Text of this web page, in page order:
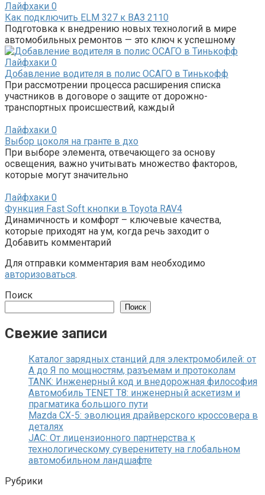
Лайфхаки 0
Как подключить ELM 327 к ВАЗ 2110
Подготовка к внедрению новых технологий в мире
автомобильных ремонтов — это ключ к успешному
Лайфхаки 0
Добавление водителя в полис ОСАГО в Тинькофф
При рассмотрении процесса расширения списка
участников в договоре о защите от дорожно-
транспортных происшествий, каждый
Лайфхаки 0
Выбор цоколя на гранте в дхо
При выборе элемента, отвечающего за основу
освещения, важно учитывать множество факторов,
которые могут значительно
Лайфхаки 0
Функция Fast Soft кнопки в Toyota RAV4
Динамичность и комфорт – ключевые качества,
которые приходят на ум, когда речь заходит о
Добавить комментарий
Для отправки комментария вам необходимо
авторизоваться.
Поиск
Поиск
Свежие записи
Каталог зарядных станций для электромобилей: от
А до Я по мощностям, разъемам и протоколам
TANK: Инженерный код и внедорожная философия
Автомобиль TENET T8: инженерный аскетизм и
прагматика большого пути
Mazda CX-5: эволюция драйверского кроссовера в
деталях
JAC: От лицензионного партнерства к
технологическому суверенитету на глобальном
автомобильном ландшафте
Рубрики